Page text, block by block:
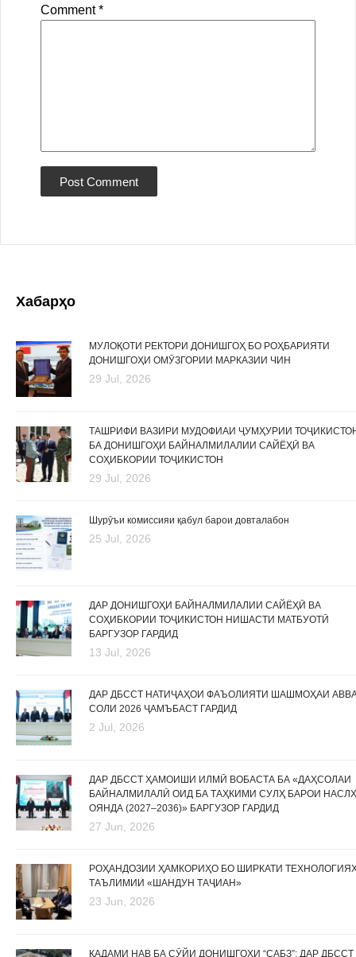
Comment*
Хабарҳо
МУЛОҚОТИ РЕКТОРИ ДОНИШГОҲ БО РОҲБАРИЯТИ
ДОНИШГОҲИ ОМӮЗГОРИИ МАРКАЗИИ ЧИН
29 Jul, 2026
ТАШРИФИ ВАЗИРИ МУДОФИАИ ҶУМҲУРИИ
БА ДОНИШГОҲИ БАЙНАЛМИЛАЛИИ САЙЁҲӢ ВА
СОҲИБКОРИИ ТОҶИКИСТОН
29 Jul, 2026
Шурӯъи комиссияи қабул барои довталабон
25 Jul, 2026
ДАР ДОНИШГОҲИ БАЙНАЛМИЛАЛИИ САЙЁҲӢ ВА
СОҲИБКОРИИ ТОҶИКИСТОН НИШАСТИ МАТБУОТӢ
БАРГУЗОР ГАРДИД
13 Jul, 2026
ДАР ДБССТ НАТИҶАҲОИ ФАЪОЛИЯТИ ШАШМОҲАИ
СОЛИ 2026 ҶАМЪБАСТ ГАРДИД
2 Jul, 2026
ДАР ДБССТ ҲАМОИШИ ИЛМӢ ВОБАСТА БА «ДАҲСОЛАИ
БАЙНАЛМИЛАЛӢ ОИД БА ТАҲКИМИ СУЛҲ БАРОИ
ОЯНДА (2027–2036)» БАРГУЗОР ГАРДИД
27 Jun, 2026
РОҲАНДОЗИИ ҲАМКОРИҲО БО ШИРКАТИ
ТАЪЛИМИИ «ШАНДУН ТАҶИАН»
23 Jun, 2026
ҚАДАМИ НАВ БА СӮЙИ ДОНИШГОҲИ “САБЗ”: ДАР ДБССТ